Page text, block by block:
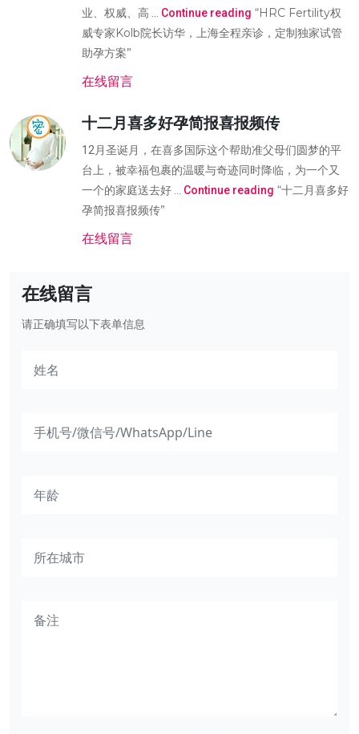
业、权威、高 … Continue reading “HRC Fertility权
威专家Kolb院长访华，上海全程亲诊，定制独家试管
助孕方案”
在线留言
十二月喜多好孕简报喜报频传
12月圣诞月，在喜多国际这个帮助准父母们圆梦的平
台上，被幸福包裹的温暖与奇迹同时降临，为一个又
一个的家庭送去好 … Continue reading “十二月喜多好
孕简报喜报频传”
在线留言
在线留言
请正确填写以下表单信息